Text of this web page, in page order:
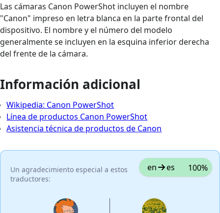
Las cámaras Canon PowerShot incluyen el nombre
"Canon" impreso en letra blanca en la parte frontal del
dispositivo. El nombre y el número del modelo
generalmente se incluyen en la esquina inferior derecha
del frente de la cámara.
Información adicional
Wikipedia: Canon PowerShot
Línea de productos Canon PowerShot
Asistencia técnica de productos de Canon
Un agradecimiento especial a estos
traductores:
en es 100%